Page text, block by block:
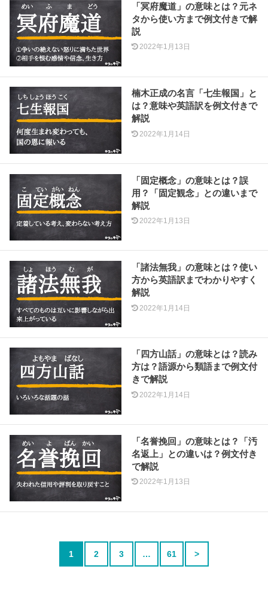
「冥府魔道」の意味とは？元ネ
タから使い方まで例文付きで解
説
2022年1月13日
楠木正成の名言「七生報国」と
は？意味や英語訳を例文付きで
解説
2022年1月14日
「固定概念」の意味とは？誤
用？「固定観念」との違いまで
解説
2022年1月13日
「諸法無我」の意味とは？使い
方から英語訳までわかりやすく
解説
2022年1月14日
「四方山話」の意味とは？読み
方は？語源から類語まで例文付
きで解説
2022年1月14日
「名誉挽回」の意味とは？「汚
名返上」との違いは？例文付き
で解説
2022年1月13日
1 2 3 … 61 >